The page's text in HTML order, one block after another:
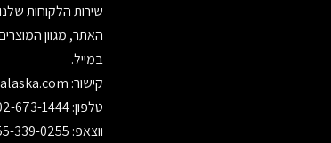
שירות הלקוחות
האתר, מגוון
במייל.
קישור:
טלפון: 02-673-1444
ווצאפ: 055-339-0255